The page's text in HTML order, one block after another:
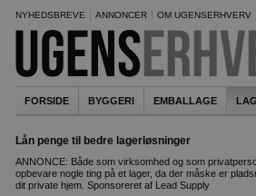
NYHEDSBREVE ANNONCER OM UGENSERHVERV
FORSIDE BYGGERI EMBALLAGE
Lån penge til bedre lagerløsninger
ANNONCE: Både som virksomhed og som
opbevare nogle ting på et lager, da der måske er
dit private hjem. Sponsoreret af Lead Supply